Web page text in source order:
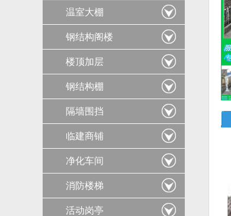
温室大棚
钢结构阁楼
楼顶加层
钢结构棚
隔墙围挡
临建商铺
净化车间
消防楼梯
活动岗亭